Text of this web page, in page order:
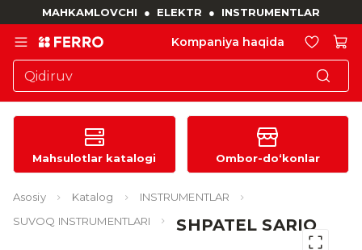
MAHKAMLOVCHI ● ELEKTR ● INSTRUMENTLAR
Kompaniya haqida
Mahsulotlar katalogi Ombor-do‘konlar
Asosiy Katalog
INSTRUMENTLAR
SUVOQ INSTRUMENTLARI
SHPATEL SARIQ